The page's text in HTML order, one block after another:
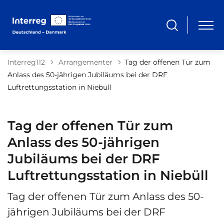
Interreg112 Tilbage til
Arrangementer
Tag der offenen Tür zum
Anlass des 50-jährigen Jubiläums bei der DRF
Luftrettungsstation in Niebüll
Tag der offenen Tür zum
Anlass des 50-jährigen
Jubiläums bei der DRF
Luftrettungsstation in Niebüll
Tag der offenen Tür zum Anlass des 50-
jährigen Jubiläums bei der DRF